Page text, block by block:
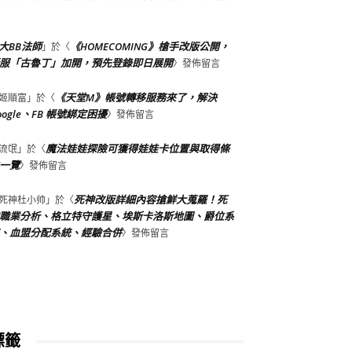
BB法師」於〈 《HOMECOMING》槍手改版公開，
「古魯丁」加開，預先登錄即日展開〉發佈留言
順富 」於〈 《天堂M》帳號轉移服務來了，解決
、FB 帳號綁定困擾〉發佈留言
氓」於〈魔法娃娃探險可獲得娃娃卡位置與取得條
覽〉發佈留言
神杜小帅 」於〈死神改版詳細內容搶鮮大蒐羅！死
業分析、格立特守護星、埃斯卡洛斯地圖、爵位系
血盟分配系統、經驗合併〉發佈留言
籤